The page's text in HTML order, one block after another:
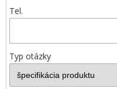
Tel.
Typ otázky